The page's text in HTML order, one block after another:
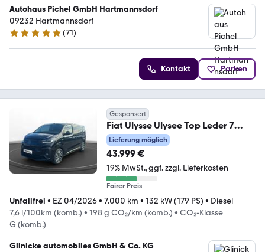
Autohaus Pichel GmbH Hartmannsdorf
09232 Hartmannsdorf
4.9 Sterne
(71)
Kontakt Parken
Gesponsert
Fiat Ulysse Ulysee Top Leder 7
Sitzer L2 Diesel 180PS
Lieferung möglich
43.999 €
19% MwSt. ggf. zzgl. Lieferkosten
Fairer Preis
Unfallfrei • EZ 04/2026• 7.000 km • 132 kW (179 PS) • Diesel
7,6 l/100km (komb.) • 198 g CO₂/km (komb.) • CO₂-Klasse
G (komb.)
Glinicke automobiles GmbH & Co. KG